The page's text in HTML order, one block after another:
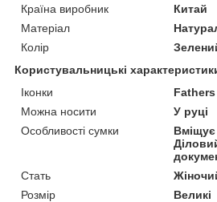
Країна виробник
Китай
Матеріал
Колір
Користувальницькі
Іконки
Можна носити
У руці
Особливості сумки
Стать
Розмір
Великі